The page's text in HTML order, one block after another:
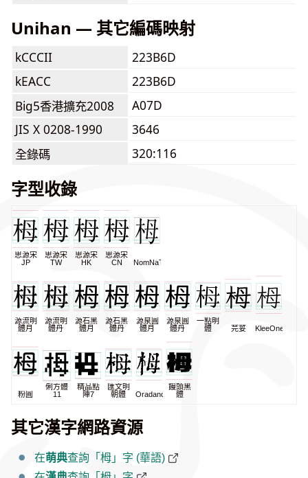
Unihan — 其它編碼映射
kCCCII
223B6D
kEACC
223B6D
Big5香港擴充2008
A07D
JIS X 0208-1990
3646
全錄碼
320:116
字型收錄
思源宋
JP
思源宋
TW
思源宋
HK
思源宋
CN
NomNaTong
源流明
體月
源流明
體丹
源石黑
體月
源石黑
體丹
源泉圓
體月
源泉圓
體丹
一點明
體
芫荽 KleeOne
粉圓
俐方體
11
精品點
陣7
匯文明
朝體
Oradano
饅頭黑
體
其它漢字網路資源
在萌典查詢「栂」字 (華語)